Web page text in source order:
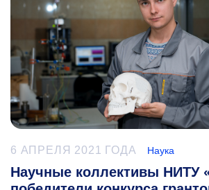
6 АПРЕЛЯ 2021 ГОДА Наука
Научные коллективы